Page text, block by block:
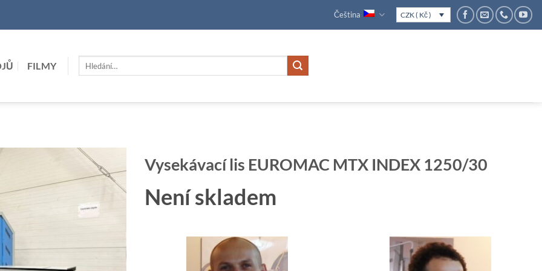
Čeština CZK ( Kč )
FILMY Hledat:
Vysekávací lis EUROMAC MTX INDEX 1250/30
Není skladem